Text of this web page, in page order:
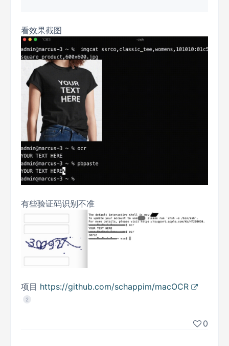
看效果截图
有些验证码识别不准
项目 https://github.com/schappim/macOCR
2
0